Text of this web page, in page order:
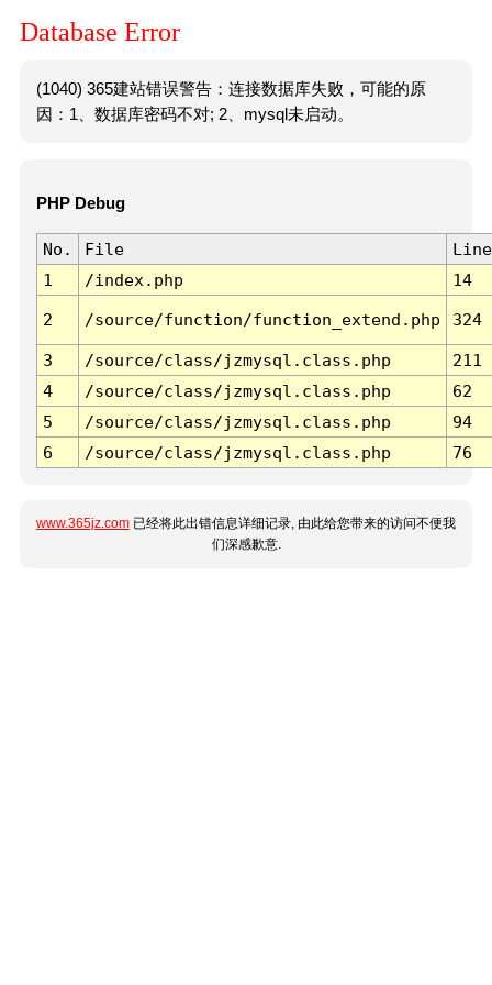
Database Error
(1040) 365建站错误警告：连接数据库失败，可能的原
因：1、数据库密码不对; 2、mysql未启动。
PHP Debug
No. File
Line
1
/index.php 14
2 /source/function/function_extend.php 324
3 /source/class/jzmysql.class.php
211
4
/source/class/jzmysql.class.php
62
5
/source/class/jzmysql.class.php
94
6
/source/class/jzmysql.class.php 76
www.365jz.com 已经将此出错信息详细记录, 由此给您带来的访问不便我
们深感歉意.